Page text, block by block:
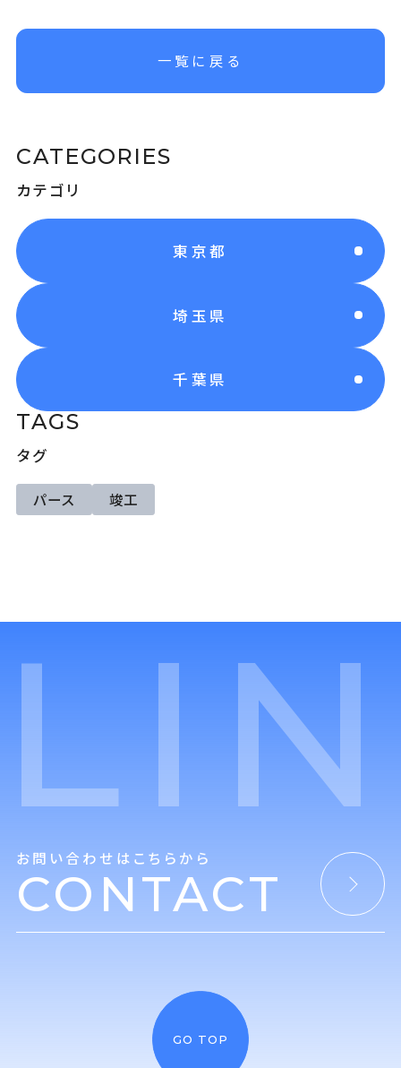
一覧に戻る
CATEGORIES
カテゴリ
東京都
埼玉県
千葉県
TAGS
タグ
パース 竣工
お問い合わせはこちらから
CONTACT
GO TOP